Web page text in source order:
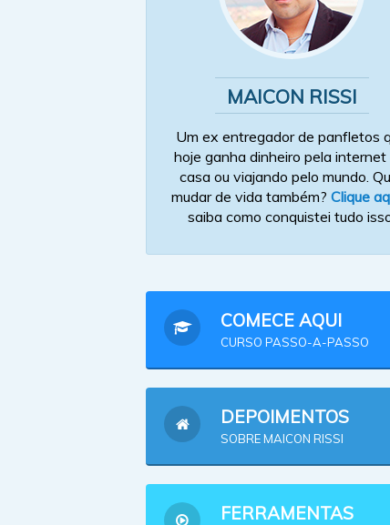
MAICON RISSI
Um ex entregador de panfletos
hoje ganha dinheiro pela internet
casa ou viajando pelo mundo.
mudar de vida também? Clique
saiba como conquistei tudo
COMECE AQUI
CURSO PASSO-A-PASSO
DEPOIMENTOS
SOBRE MAICON RISSI
FERRAMENTAS